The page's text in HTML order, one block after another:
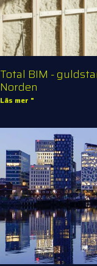
Total BIM -
Norden
Läs mer "